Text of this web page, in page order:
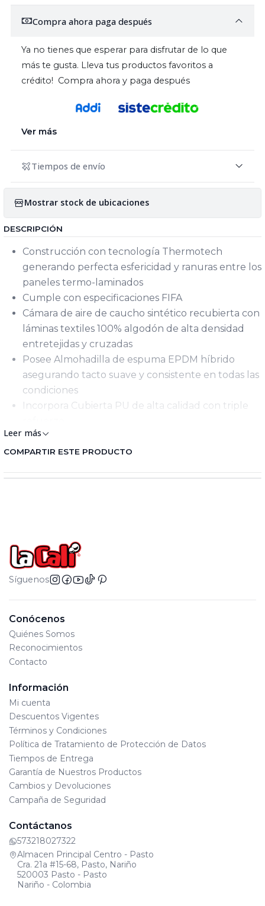
Compra ahora paga después
Ya no tienes que esperar para disfrutar de lo que
más te gusta. Lleva tus productos favoritos a
crédito! Compra ahora y paga después
Ver más
Tiempos de envío
Mostrar stock de ubicaciones
DESCRIPCIÓN
Construcción con tecnología Thermotech
generando perfecta esfericidad y ranuras entre los
paneles termo-laminados
Cumple con especificaciones FIFA
Cámara de aire de caucho sintético recubierta con
láminas textiles 100% algodón de alta densidad
entretejidas y cruzadas
Posee Almohadilla de espuma EPDM híbrido
asegurando tacto suave y consistente en todas las
condiciones
Incorpora Cubierta PU de alta calidad con triple
Alta resistencia a la abrasión
Superficies de Juego: Natural y Artificial
Tiempo de Garantía: 3 meses
Leer más
COMPARTIR ESTE PRODUCTO
Síguenos
Conócenos
Quiénes Somos
Reconocimientos
Contacto
Información
Mi cuenta
Descuentos Vigentes
Términos y Condiciones
Política de Tratamiento de Protección de Datos
Tiempos de Entrega
Garantía de Nuestros Productos
Cambios y Devoluciones
Campaña de Seguridad
Contáctanos
573218027322
Almacen Principal Centro - Pasto
Cra. 21a #15-68, Pasto, Nariño
520003 Pasto - Pasto
Nariño - Colombia